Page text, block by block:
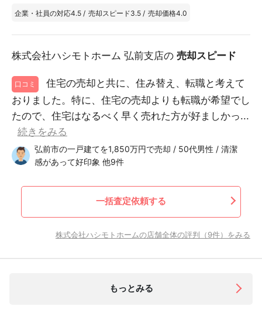
企業・社員の対応4.5 / 売却スピード3.5 / 売却価格4.0
株式会社ハシモトホーム 弘前支店の 売却スピード
口コミ
住宅の売却と共に、住み替え、転職と考えて
おりました。特に、住宅の売却よりも転職が希望でし
たので、住宅はなるべく早く売れた方が好ましかっ...
続きをみる
弘前市の一戸建てを1,850万円で売却 / 50代男性 / 清潔
感があって好印象 他9件
一括査定依頼する
株式会社ハシモトホームの店舗全体の評判（9件）をみる
もっとみる